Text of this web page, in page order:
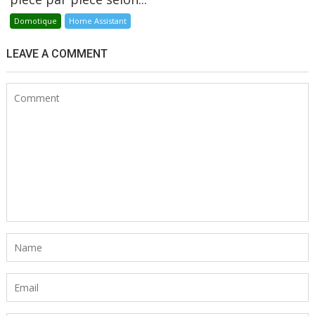
Domotique Home Assistant
LEAVE A COMMENT